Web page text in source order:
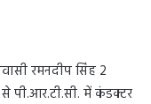
रमनदीप सिंह 2
पी.आर.टी.सी. में कंडक्टर